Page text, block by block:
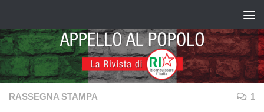
RASSEGNA STAMPA 1